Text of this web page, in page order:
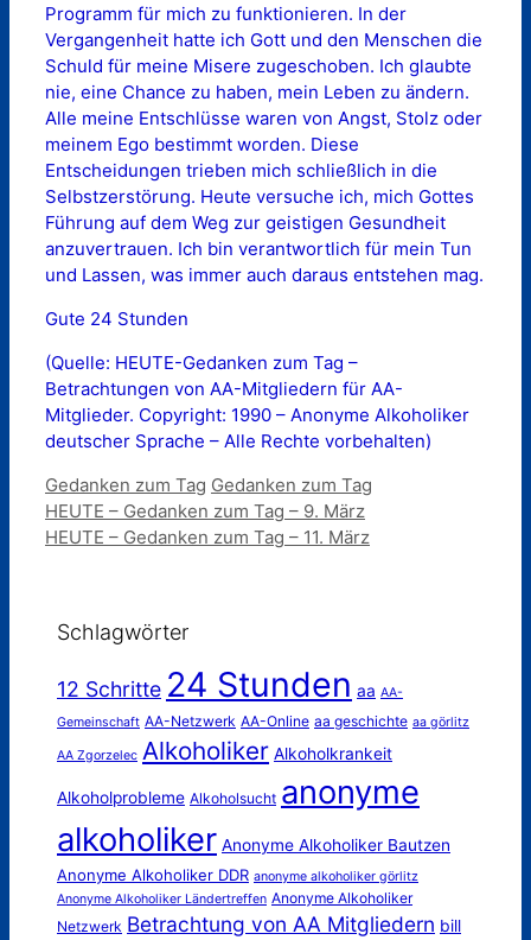
Programm für mich zu funktionieren. In der
Vergangenheit hatte ich Gott und den Menschen die
Schuld für meine Misere zugeschoben. Ich glaubte
nie, eine Chance zu haben, mein Leben zu ändern.
Alle meine Entschlüsse waren von Angst, Stolz oder
meinem Ego bestimmt worden. Diese
Entscheidungen trieben mich schließlich in die
Selbstzerstörung. Heute versuche ich, mich Gottes
Führung auf dem Weg zur geistigen Gesundheit
anzuvertrauen. Ich bin verantwortlich für mein Tun
und Lassen, was immer auch daraus entstehen mag.
Gute 24 Stunden
(Quelle: HEUTE-Gedanken zum Tag –
Betrachtungen von AA-Mitgliedern für AA-
Mitglieder. Copyright: 1990 – Anonyme Alkoholiker
deutscher Sprache – Alle Rechte vorbehalten)
Kategorien
Gedanken zum Tag Schlagwörter
Gedanken zum Tag
HEUTE – Gedanken zum Tag – 9. März
HEUTE – Gedanken zum Tag – 11. März
Schlagwörter
12 Schritte 24 Stunden aa AA-
Gemeinschaft AA-Netzwerk AA-Online aa geschichte aa görlitz
AA Zgorzelec Alkoholiker Alkoholkrankeit
Alkoholprobleme Alkoholsucht anonyme
alkoholiker Anonyme Alkoholiker Bautzen
Anonyme Alkoholiker DDR anonyme alkoholiker görlitz
Anonyme Alkoholiker Ländertreffen Anonyme Alkoholiker
Netzwerk Betrachtung von AA Mitgliedern bill